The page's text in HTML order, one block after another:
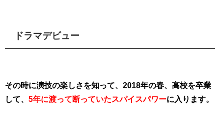
ドラマデビュー
その時に演技の楽しさを知って、2018年の春、高校を卒業
して、 5年に渡って断っていたスパイスパワーに入ります。